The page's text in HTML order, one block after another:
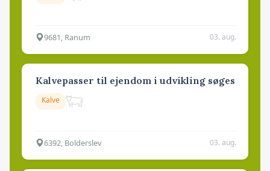
9681, Ranum 03. aug.
Kalvepasser til ejendom i udvikling søges
Kalve
6392, Bolderslev 03. aug.